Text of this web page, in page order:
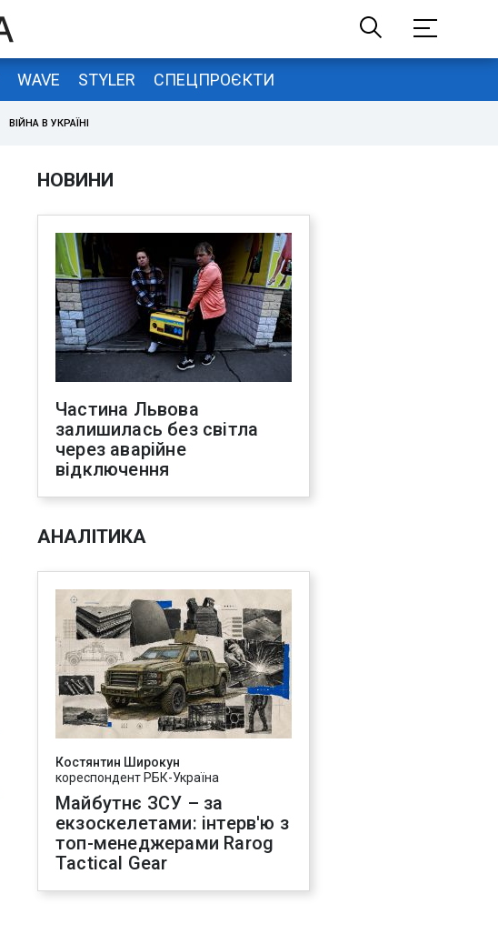
WAVE STYLER СПЕЦПРОЄКТИ
ВІЙНА В УКРАЇНІ
НОВИНИ
Частина Львова
залишилась без світла
через аварійне
відключення
АНАЛІТИКА
Костянтин Широкун
кореспондент РБК-Україна
Майбутнє ЗСУ – за
екзоскелетами: інтерв'ю з
топ-менеджерами Rarog
Tactical Gear